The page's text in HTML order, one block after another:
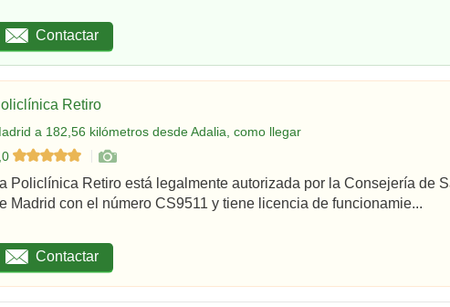
Contactar
Retiro
a 182,56 kilómetros desde Adalia, como llegar
Policlínica Retiro está legalmente autorizada por la Consejería de
Madrid con el número CS9511 y tiene licencia de funcionamie...
Contactar